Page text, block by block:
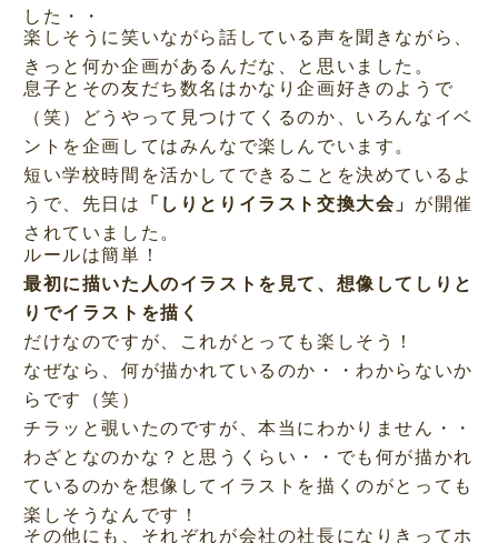
した・・
楽しそうに笑いながら話している声を聞きながら、
きっと何か企画があるんだな、と思いました。
息子とその友だち数名はかなり企画好きのようで
（笑）どうやって見つけてくるのか、いろんなイベ
ントを企画してはみんなで楽しんでいます。
短い学校時間を活かしてできることを決めているよ
うで、先日は 「しりとりイラスト交換大会」 が開催
されていました。
ルールは簡単！
最初に描いた人のイラストを見て、想像してしりと
りでイラストを描く
だけなのですが、これがとっても楽しそう！
なぜなら、何が描かれているのか・・わからないか
らです（笑）
チラッと覗いたのですが、本当にわかりません・・
わざとなのかな？と思うくらい・・でも何が描かれ
ているのかを想像してイラストを描くのがとっても
楽しそうなんです！
その他にも、それぞれが会社の社長になりきってホ